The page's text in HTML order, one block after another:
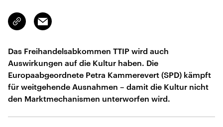
Link
kopieren/teilen
Email
Das Freihandelsabkommen TTIP wird auch
Auswirkungen auf die Kultur haben. Die
Europaabgeordnete Petra Kammerevert (SPD) kämpft
für weitgehende Ausnahmen – damit die Kultur nicht
den Marktmechanismen unterworfen wird.